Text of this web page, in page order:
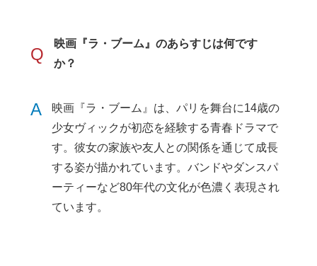
Q
映画『ラ・ブーム』のあらすじは何です
か？
A
映画『ラ・ブーム』は、パリを舞台に14歳の
少女ヴィックが初恋を経験する青春ドラマで
す。彼女の家族や友人との関係を通じて成長
する姿が描かれています。バンドやダンスパ
ーティーなど80年代の文化が色濃く表現され
ています。